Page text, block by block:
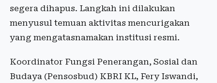
segera dihapus. Langkah ini dilakukan
menyusul temuan aktivitas mencurigakan
yang mengatasnamakan institusi resmi.
Koordinator Fungsi Penerangan, Sosial dan
Budaya (Pensosbud) KBRI KL, Fery Iswandi,